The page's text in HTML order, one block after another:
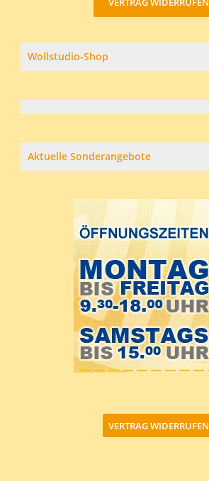
Wollstudio-Shop
Aktuelle Sonderangebote
VERTRAG WIDERRUFEN